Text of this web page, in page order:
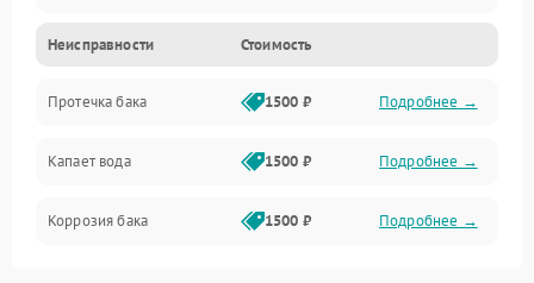
Датчики
Механика
Неисправности Стоимость
Протечка бака 1500 ₽ Подробнее →
Капает вода 1500 ₽ Подробнее →
Коррозия бака 1500 ₽ Подробнее →